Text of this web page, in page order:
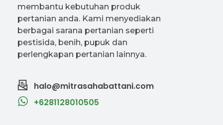
membantu kebutuhan produk
pertanian anda. Kami menyediakan
berbagai sarana pertanian seperti
pestisida, benih, pupuk dan
perlengkapan pertanian lainnya.
halo@mitrasahabattani.com
+6281128010505